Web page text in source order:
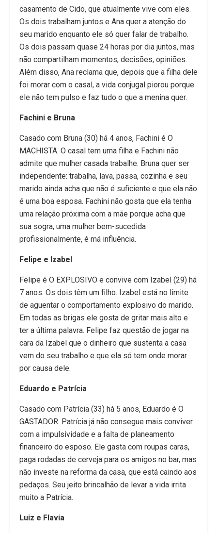
casamento de Cido, que atualmente vive com eles.
Os dois trabalham juntos e Ana quer a atenção do
seu marido enquanto ele só quer falar de trabalho.
Os dois passam quase 24 horas por dia juntos, mas
não compartilham momentos, decisões, opiniões.
Além disso, Ana reclama que, depois que a filha dele
foi morar com o casal, a vida conjugal piorou porque
ele não tem pulso e faz tudo o que a menina quer.
Fachini e Bruna
Casado com Bruna (30) há 4 anos, Fachini é O
MACHISTA. O casal tem uma filha e Fachini não
admite que mulher casada trabalhe. Bruna quer ser
independente: trabalha, lava, passa, cozinha e seu
marido ainda acha que não é suficiente e que ela não
é uma boa esposa. Fachini não gosta que ela tenha
uma relação próxima com a mãe porque acha que
sua sogra, uma mulher bem-sucedida
profissionalmente, é má influência.
Felipe e Izabel
Felipe é O EXPLOSIVO e convive com Izabel (29) há
7 anos. Os dois têm um filho. Izabel está no limite
de aguentar o comportamento explosivo do marido.
Em todas as brigas ele gosta de gritar mais alto e
ter a última palavra. Felipe faz questão de jogar na
cara da Izabel que o dinheiro que sustenta a casa
vem do seu trabalho e que ela só tem onde morar
por causa dele.
Eduardo e Patrícia
Casado com Patrícia (33) há 5 anos, Eduardo é O
GASTADOR. Patrícia já não consegue mais conviver
com a impulsividade e a falta de planeamento
financeiro do esposo. Ele gasta com roupas caras,
paga rodadas de cerveja para os amigos no bar, mas
não investe na reforma da casa, que está caindo aos
pedaços. Seu jeito brincalhão de levar a vida irrita
muito a Patrícia.
Luiz e Flavia